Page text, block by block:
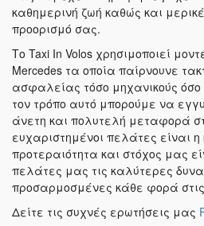
καθημερινή ζωή καθώς και
προορισμό σας.
Το Taxi In Volos χρησιμοποιεί
Mercedes τα οποία παίρνουνε
ασφαλείας τόσο μηχανικούς
τον τρόπο αυτό μπορούμε να
άνετη και πολυτελή μεταφορά
ευχαριστημένοι πελάτες είναι
προτεραιότητα και στόχος μας
πελάτες μας τις καλύτερες
προσαρμοσμένες κάθε φορά
Δείτε τις συχνές ερωτήσεις μας